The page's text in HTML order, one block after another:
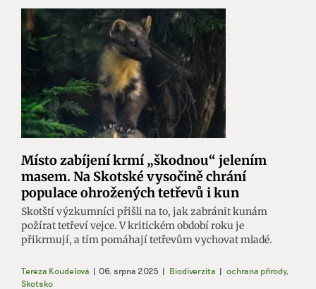
Místo zabíjení krmí „škodnou“ jelením
masem. Na Skotské vysočině chrání
populace ohrožených tetřevů i kun
Skotští výzkumníci přišli na to, jak zabránit kunám
požírat tetřeví vejce. V kritickém období roku je
přikrmují, a tím pomáhají tetřevům vychovat mladé.
Tereza Koudelová | 06. srpna 2025 | Biodiverzita | ochrana přírody,
Skotsko